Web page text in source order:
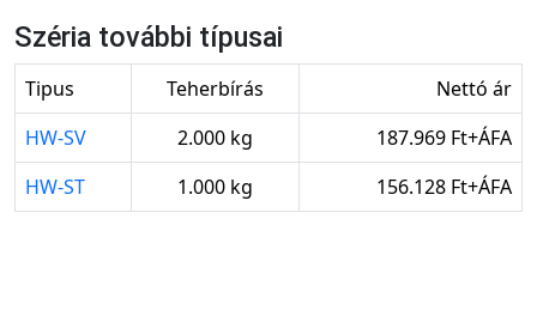
Széria további típusai
Tipus Teherbírás
Nettó ár
HW-SV
2.000 kg
187.969 Ft+ÁFA
HW-ST
1.000 kg 156.128 Ft+ÁFA